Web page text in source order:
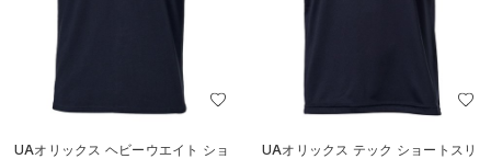
UAオリックス ヘビーウエイト ショ
UAオリックス テック ショートスリ